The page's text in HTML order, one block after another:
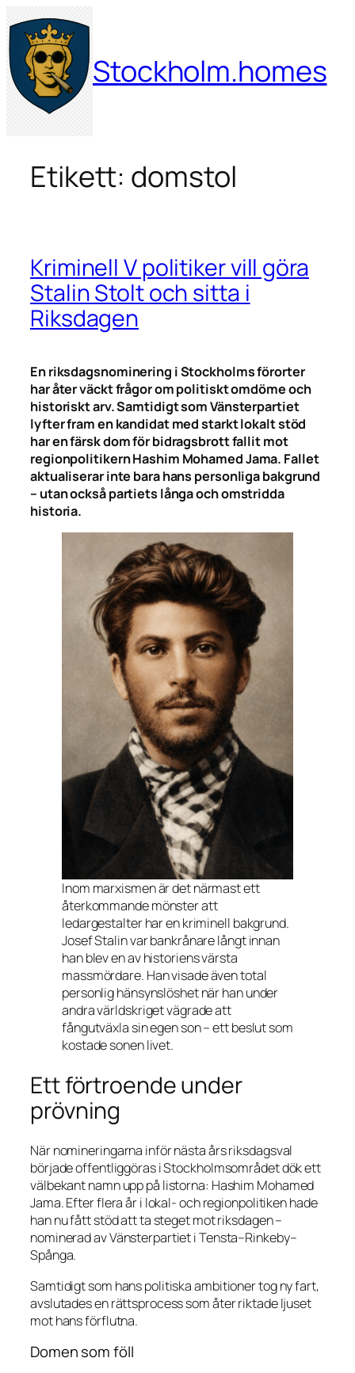
Hoppa
till
innehåll
Stockholm.homes
Etikett: domstol
Kriminell V politiker vill göra
Stalin Stolt och sitta i
Riksdagen
En riksdagsnominering i Stockholms förorter
har åter väckt frågor om politiskt omdöme och
historiskt arv. Samtidigt som Vänsterpartiet
lyfter fram en kandidat med starkt lokalt stöd
har en färsk dom för bidragsbrott fallit mot
regionpolitikern Hashim Mohamed Jama. Fallet
aktualiserar inte bara hans personliga bakgrund
– utan också partiets långa och omstridda
historia.
Inom marxismen är det närmast ett
återkommande mönster att
ledargestalter har en kriminell bakgrund.
Josef Stalin var bankrånare långt innan
han blev en av historiens värsta
massmördare. Han visade även total
personlig hänsynslöshet när han under
andra världskriget vägrade att
fångutväxla sin egen son – ett beslut som
kostade sonen livet.
Ett förtroende under
prövning
När nomineringarna inför nästa års riksdagsval
började offentliggöras i Stockholmsområdet dök ett
välbekant namn upp på listorna: Hashim Mohamed
Jama. Efter flera år i lokal- och regionpolitiken hade
han nu fått stöd att ta steget mot riksdagen –
nominerad av Vänsterpartiet i Tensta–Rinkeby–
Spånga.
Samtidigt som hans politiska ambitioner tog ny fart,
avslutades en rättsprocess som åter riktade ljuset
mot hans förflutna.
Domen som föll